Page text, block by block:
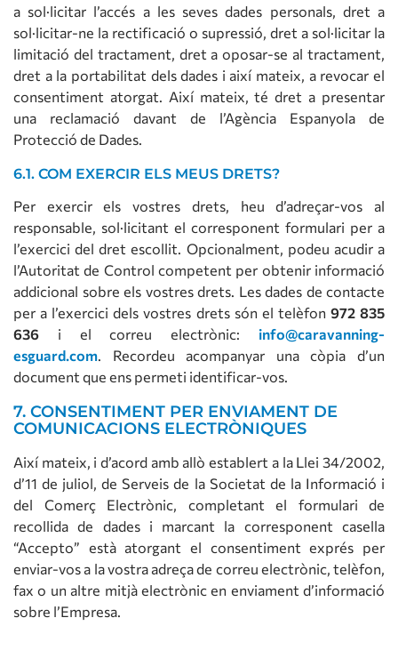
a sol·licitar l’accés a les seves dades personals, dret a
sol·licitar-ne la rectificació o supressió, dret a sol·licitar la
limitació del tractament, dret a oposar-se al tractament,
dret a la portabilitat dels dades i així mateix, a revocar el
consentiment atorgat. Així mateix, té dret a presentar
una reclamació davant de l’Agència Espanyola de
Protecció de Dades.
6.1. COM EXERCIR ELS MEUS DRETS?
Per exercir els vostres drets, heu d’adreçar-vos al
responsable, sol·licitant el corresponent formulari per a
l’exercici del dret escollit. Opcionalment, podeu acudir a
l’Autoritat de Control competent per obtenir informació
addicional sobre els vostres drets. Les dades de contacte
per a l’exercici dels vostres drets són el telèfon 972 835
636 i el correu electrònic: info@caravanning-
esguard.com. Recordeu acompanyar una còpia d’un
document que ens permeti identificar-vos.
7. CONSENTIMENT PER ENVIAMENT DE
COMUNICACIONS ELECTRÒNIQUES
Així mateix, i d’acord amb allò establert a la Llei 34/2002,
d’11 de juliol, de Serveis de la Societat de la Informació i
del Comerç Electrònic, completant el formulari de
recollida de dades i marcant la corresponent casella
“Accepto” està atorgant el consentiment exprés per
enviar-vos a la vostra adreça de correu electrònic, telèfon,
fax o un altre mitjà electrònic en enviament d’informació
sobre l’Empresa.